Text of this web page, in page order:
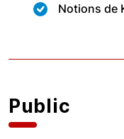
Notions de
Public